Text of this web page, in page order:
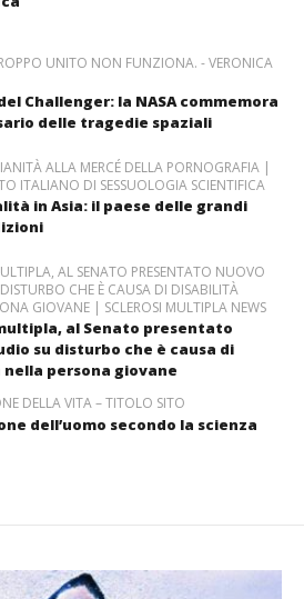
UNITO NON FUNZIONA. - VERONICA
Challenger: la NASA commemora
delle tragedie spaziali
ALLA MERCÉ DELLA PORNOGRAFIA |
ITALIANO DI SESSUOLOGIA SCIENTIFICA
in Asia: il paese delle grandi
AL SENATO PRESENTATO NUOVO
CHE È CAUSA DI DISABILITÀ
GIOVANE | SCLEROSI MULTIPLA NEWS
al Senato presentato
su disturbo che è causa di
persona giovane
DELLA VITA – TITOLO SITO
dell’uomo secondo la scienza